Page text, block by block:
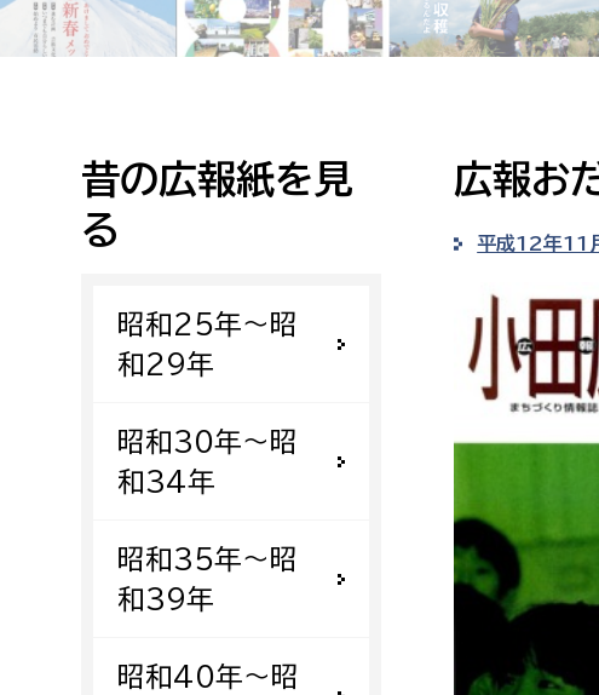
障がい者
事業者
求職者
外国人
ペット
市民部
地域安全課
人権・男女共同参画課
戸籍住民課
防災部
福祉健康部
福祉政策課
生活援護課
障がい福祉課
保険課
健康づくり課
子ども若者
子ども政策課
保育課
昔の広報紙を見
る
昭和25年〜昭
和29年
昭和30年〜昭
和34年
昭和35年〜昭
和39年
昭和40年〜昭
広報お
平成12年11